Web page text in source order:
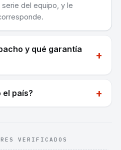
del equipo, y le
y qué garantía
+
el país? +
VERIFICADOS